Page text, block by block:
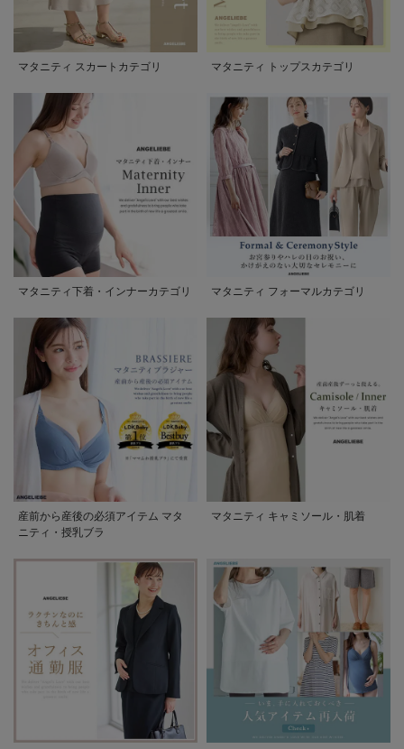
マタニティ スカートカテゴリ マタニティ トップスカテゴリ
マタニティ下着・インナーカテゴリ マタニティ フォーマルカテゴリ
産前から産後の必須アイテム マタ
ニティ・授乳ブラ
マタニティ キャミソール・肌着